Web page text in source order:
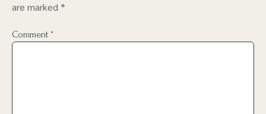
are marked *
Comment *